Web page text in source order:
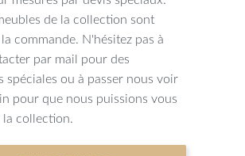
de la collection sont
commande. N'hésitez pas à
par mail pour des
spéciales ou à passer nous voir
pour que nous puissions vous
la collection.